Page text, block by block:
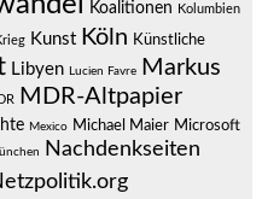
Koalitionen Kolumbien
Kunst Köln Künstliche
Libyen Lucien Favre
Markus
MDR-Altpapier
Mexico Michael Maier Microsoft
Nachdenkseiten